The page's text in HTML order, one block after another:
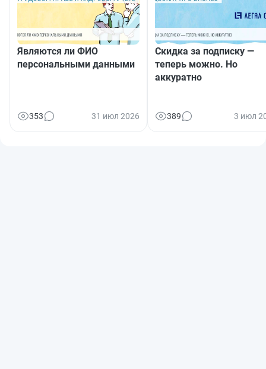
Являются ли ФИО
персональными данными
353 31 июл 2026
Скидка за подписку —
теперь можно. Но
аккуратно
389 3 июл